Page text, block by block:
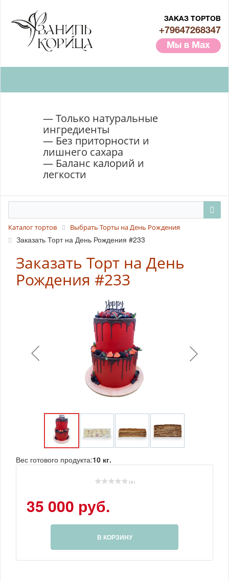
ЗАКАЗ ТОРТОВ
+79647268347
Мы в Max
— Только натуральные
ингредиенты
— Без приторности и
лишнего сахара
— Баланс калорий и
легкости
Каталог тортов Выбрать Торты на День Рождения
Заказать Торт на День Рождения #233
Заказать Торт на День
Рождения #233
Вес готового продукта:10 кг.
( 0 )
35 000 руб.
В КОРЗИНУ